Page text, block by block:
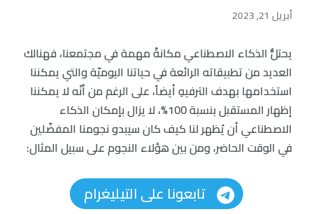
أبريل 21, 2023
يحتلُّ الذكاء الاصطناعي مكانةً مهمة في مجتمعنا، فهنالك
العديد من تطبيقاته الرائعة في حياتنا اليوميّة والتي يمكننا
استخدامها بهدف الترفيهِ أيضاً، على الرغم من أنّه لا يمكننا
إظهار المستقبل بنسبة 100%، لا يزال بإمكان الذكاء
الاصطناعي أن يُظهر لنا كيف كان سيبدو نجومنا المفضّلين
في الوقت الحاضر، ومن بين هؤلاء النجوم على سبيل المثال:
تابعونا على التيليغرام